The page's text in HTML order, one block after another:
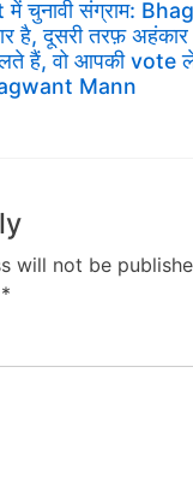
चुनावी संग्राम:
है, दूसरी तरफ़ अहंकार
हैं, वो आपकी vote
Mann
will not be
*